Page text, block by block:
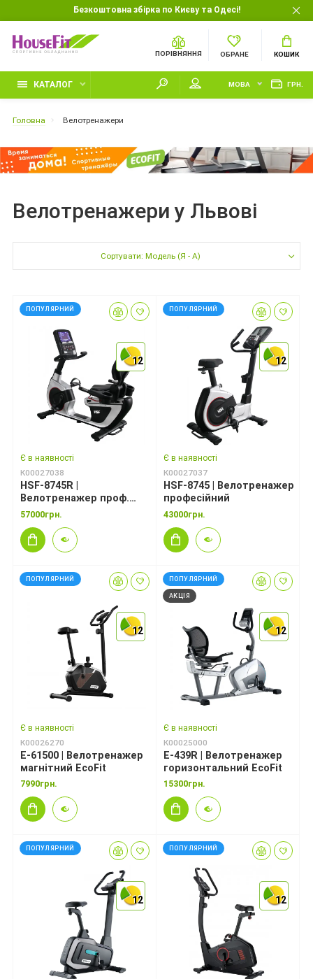
Безкоштовна збірка по Києву та Одесі!
ПОРІВНЯННЯ ОБРАНЕ КОШИК
КАТАЛОГ МОВА ГРН.
Головна Велотренажери
Велотренажери у Львові
Сортувати: Модель (Я - А)
12
12
12
ПОПУЛЯРНИЙ
Є в наявності
К00027038
HSF-8745R |
Велотренажер проф.
горизонтальний
57000грн.
12
12
12
ПОПУЛЯРНИЙ
Є в наявності
К00027037
HSF-8745 | Велотренажер
професійний
43000грн.
12
12
12
ПОПУЛЯРНИЙ
Є в наявності
К00026270
E-61500 | Велотренажер
магнітний EcoFit
7990грн.
12
12
12
ПОПУЛЯРНИЙ
АКЦІЯ
Є в наявності
К00025000
E-439R | Велотренажер
горизонтальний EcoFit
15300грн.
12
12
12
ПОПУЛЯРНИЙ
12
12
12
ПОПУЛЯРНИЙ